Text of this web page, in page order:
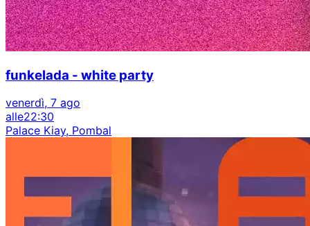
funkelada - white party
venerdì, 7 ago
alle22:30
Palace Kiay, Pombal